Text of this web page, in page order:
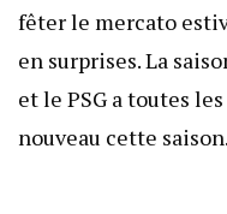
fêter le mercato
en surprises. La
et le PSG a toutes
nouveau cette saison.